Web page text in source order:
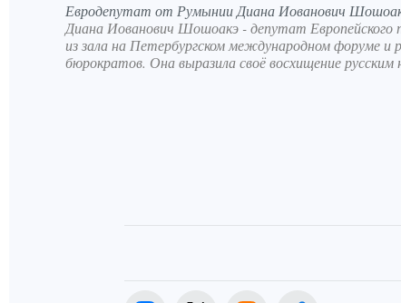
Евродепутат от Румынии Диана Иованович
Диана Иованович Шошоакэ - депутат
из зала на Петербургском международном форуме и
бюрократов. Она выразила своё восхищение русским